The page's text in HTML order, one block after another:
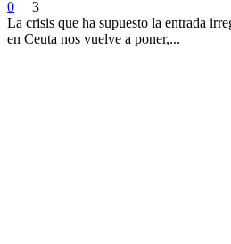
0
3
La crisis que ha supuesto la entrada
en Ceuta nos vuelve a poner,...